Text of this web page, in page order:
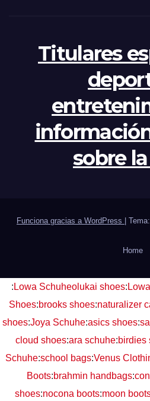
Titulares
sobre
Funciona gracias a WordPress
Home
: Lowa Schuheolukai shoes:
Shoes:brooks shoes:naturalizer
shoes:Joya Schuhe:asics shoes:
cloud shoes:ara schuhe:birdies
Schuhe:school bags:Venus
Boots:brahmin handbags:
shoes:nocona boots:moon